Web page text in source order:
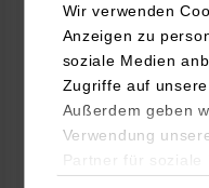
Wir verwenden
Anzeigen zu
soziale Medien
Zugriffe auf
Außerdem geben
Verwendung
Partner für soziale
16.09.2026 -
Im Mittelpunkt stehen
Batterietechnologien
nachhaltige Mobilität in